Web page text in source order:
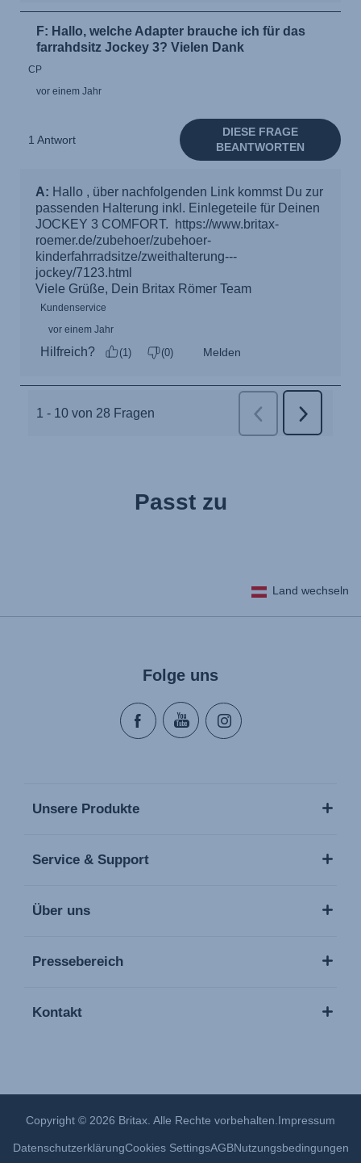
Passt zu
Land wechseln
Folge uns
Unsere Produkte
Service & Support
Über uns
Pressebereich
Kontakt
Copyright © 2026 Britax. Alle Rechte vorbehalten. Impressum
DatenschutzerklärungCookies SettingsAGBNutzungsbedingungen